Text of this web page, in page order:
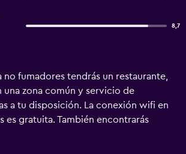
8,7
no fumadores tendrás un restaurante,
una zona común y servicio de
a tu disposición. La conexión wifi en
es gratuita. También encontrarás
una caja fuerte en la recepción. TC
35 alojamientos con aire